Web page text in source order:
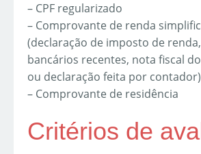
– CPF regularizado
– Comprovante de renda
(declaração de imposto de
bancários recentes, nota fiscal
ou declaração feita por contador)
– Comprovante de residência
Critérios de